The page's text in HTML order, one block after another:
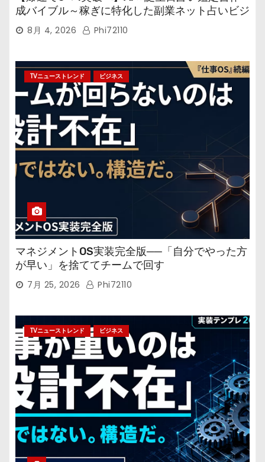
成バイブル～稼ぎに特化した副業ネット占いビジ
ネス8月 4, 2026 Phi72110
TVニューストレンド ビジネス
マネジメントOS実装完全版──「自分でやった方
が早い」を捨ててチームで回す
7月 25, 2026 Phi72110
TVニューストレンド ビジネス